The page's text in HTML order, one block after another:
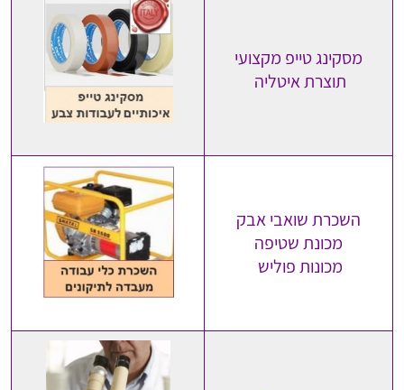
מסקינג טייפ מקצועי
תוצרת איטליה
השכרת שואבי אבק
מכונת שטיפה
מכונות פוליש